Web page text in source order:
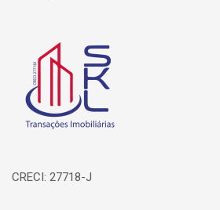
Página inicial
CRECI: 27718-J